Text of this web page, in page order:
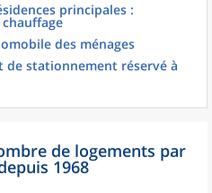
principales :
des ménages
de stationnement réservé à
de logements par
1968